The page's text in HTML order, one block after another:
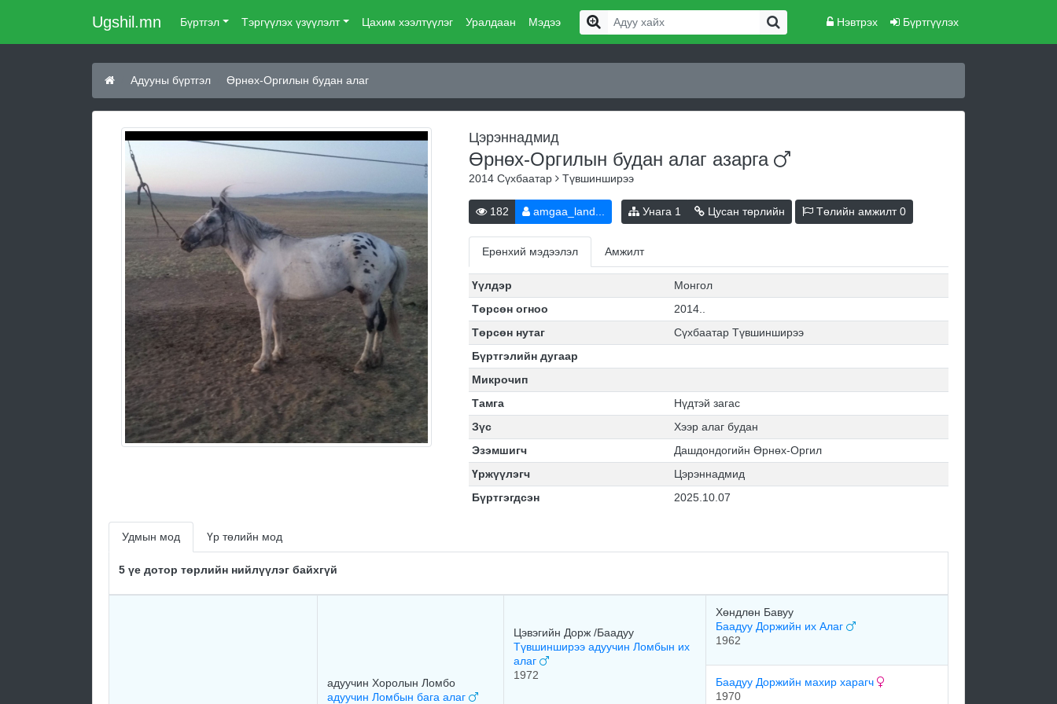
Ugshil.mn Бүртгэл Тэргүүлэх үзүүлэлт Цахим хээлтүүлэг Уралдаан Мэдээ Нэвтрэх Бүртгүүлэх
Адууны бүртгэл Өрнөх-Оргилын будан алаг
Цэрэннадмид
Өрнөх-Оргилын будан алаг азарга
2014 Сүхбаатар Түвшинширээ
182 amgaa_land... Унага 1 Цусан төрлийн Төлийн амжилт0
Ерөнхий мэдээлэл Амжилт
Үүлдэр
Монгол
Төрсөн огноо
2014..
Төрсөн нутаг
Сүхбаатар Түвшинширээ
Бүртгэлийн дугаар
Микрочип
Тамга
Нүдтэй загас
Зүс
Хээр алаг будан
Эзэмшигч
Дашдондогийн Өрнөх-Оргил
Үржүүлэгч
Цэрэннадмид
Бүртгэгдсэн
2025.10.07
Удмын мод Үр төлийн мод
5 үе дотор төрлийн нийлүүлэг байхгүй
адуучин Хоролын Ломбо
адуучин Ломбын бага алаг
Цэвэгийн Дорж /Баадуу
Түвшинширээ адуучин Ломбын их
алаг
1972
Хөндлөн Бавуу
Баадуу Доржийн их Алаг
1962
Баадуу Доржийн махир харагч
1970